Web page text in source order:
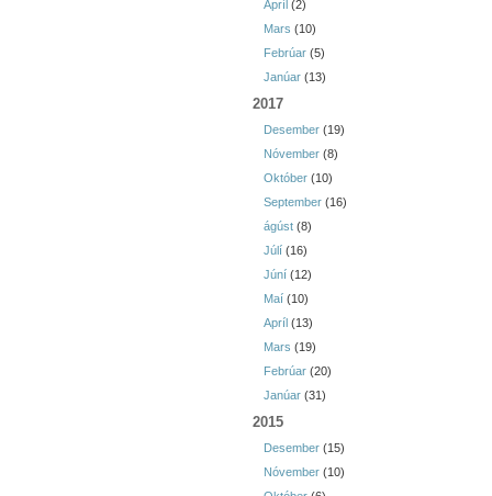
Apríl (2)
Mars (10)
Febrúar (5)
Janúar (13)
2017
Desember (19)
Nóvember (8)
Október (10)
September (16)
ágúst (8)
Júlí (16)
Júní (12)
Maí (10)
Apríl (13)
Mars (19)
Febrúar (20)
Janúar (31)
2015
Desember (15)
Nóvember (10)